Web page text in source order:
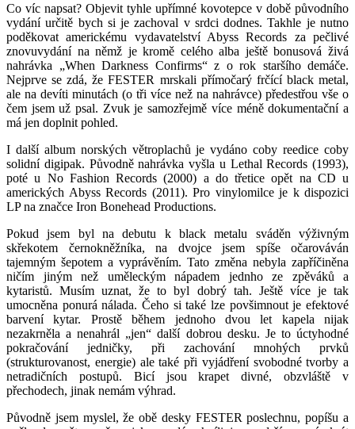
Co víc napsat? Objevit tyhle upřímné kovotepce v době původního
vydání určitě bych si je zachoval v srdci dodnes. Takhle je nutno
poděkovat americkému vydavatelství Abyss Records za pečlivé
znovuvydání na němž je kromě celého alba ještě bonusová živá
nahrávka „When Darkness Confirms“ z o rok staršího demáče.
Nejprve se zdá, že FESTER mrskali přímočarý frčící black metal,
ale na devíti minutách (o tři více než na nahrávce) předestřou vše o
čem jsem už psal. Zvuk je samozřejmě více méně dokumentační a
má jen doplnit pohled.
I další album norských větroplachů je vydáno coby reedice coby
solidní digipak. Původně nahrávka vyšla u Lethal Records (1993),
poté u No Fashion Records (2000) a do třetice opět na CD u
amerických Abyss Records (2011). Pro vinylomilce je k dispozici
LP na značce Iron Bonehead Productions.
Pokud jsem byl na debutu k black metalu sváděn výživným
skřekotem černokněžníka, na dvojce jsem spíše očarováván
tajemným šepotem a vyprávěním. Tato změna nebyla zapříčiněna
ničím jiným než uměleckým nápadem jednho ze zpěváků a
kytaristů. Musím uznat, že to byl dobrý tah. Ještě více je tak
umocněna ponurá nálada. Čeho si také lze povšimnout je efektové
barvení kytar. Prostě během jednoho dvou let kapela nijak
nezakrněla a nenahrál „jen“ další dobrou desku. Je to úctyhodné
pokračování jedničky, při zachování mnohých prvků
(strukturovanost, energie) ale také při vyjádření svobodné tvorby a
netradičních postupů. Bicí jsou krapet divné, obzvláště v
přechodech, jinak nemám výhrad.
Původně jsem myslel, že obě desky FESTER poslechnu, popíšu a